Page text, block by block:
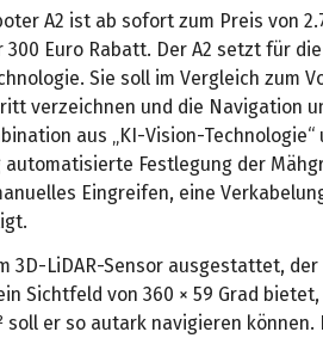
A2 ist ab sofort zum Preis von
Euro Rabatt. Der A2 setzt für
Sie soll im Vergleich zum
verzeichnen und die Navigation
aus „KI-Vision-Technologie“
Festlegung der
Eingreifen, eine
3D-LiDAR-Sensor ausgestattet,
Sichtfeld von 360 × 59 Grad
soll er so autark navigieren